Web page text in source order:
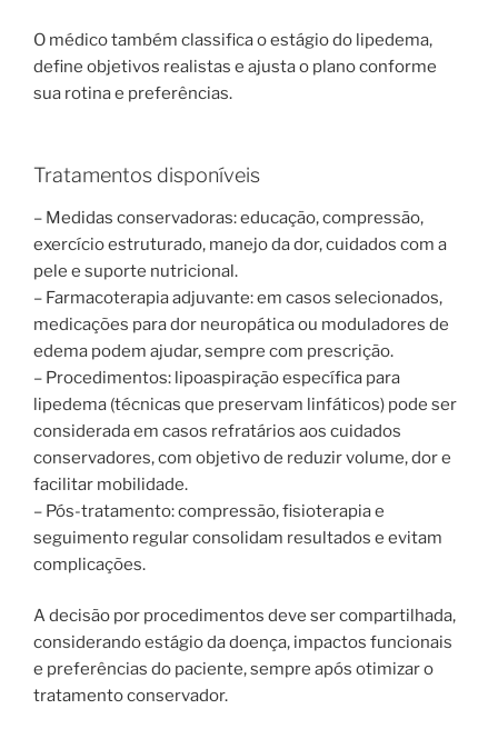
O médico também classifica o estágio do lipedema,
define objetivos realistas e ajusta o plano conforme
sua rotina e preferências.
Tratamentos disponíveis
– Medidas conservadoras: educação, compressão,
exercício estruturado, manejo da dor, cuidados com a
pele e suporte nutricional.
– Farmacoterapia adjuvante: em casos selecionados,
medicações para dor neuropática ou moduladores de
edema podem ajudar, sempre com prescrição.
– Procedimentos: lipoaspiração específica para
lipedema (técnicas que preservam linfáticos) pode ser
considerada em casos refratários aos cuidados
conservadores, com objetivo de reduzir volume, dor e
facilitar mobilidade.
– Pós-tratamento: compressão, fisioterapia e
seguimento regular consolidam resultados e evitam
complicações.
A decisão por procedimentos deve ser compartilhada,
considerando estágio da doença, impactos funcionais
e preferências do paciente, sempre após otimizar o
tratamento conservador.